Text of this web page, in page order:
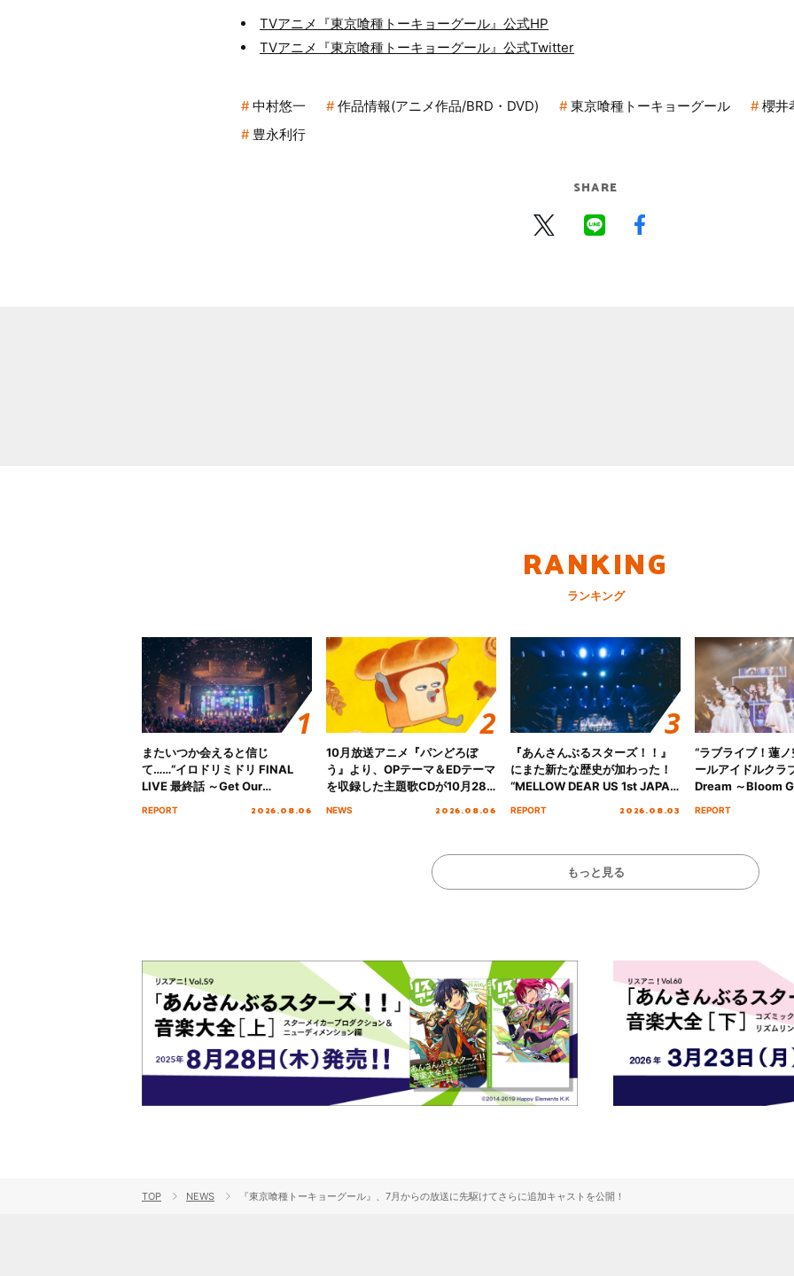
TVアニメ『東京喰種トーキョーグール』公式HP
TVアニメ『東京喰種トーキョーグール』公式Twitter
中村悠一 作品情報(アニメ作品/BRD・DVD) 東京喰種トーキョーグール 櫻井
豊永利行
SHARE
RANKING
ランキング
またいつか会えると信じ
て……“イロドリミドリ FINAL
LIVE 最終話 ～Get Our
REPORT 2026.08.06
10月放送アニメ『パンどろぼ
う』より、OPテーマ＆EDテーマ
を収録した主題歌CDが10月28
NEWS 2026.08.06
『あんさんぶるスターズ！！』
にまた新たな歴史が加わった！
“MELLOW DEAR US 1st JAPAN
REPORT 2026.08.03
“ラブライブ！蓮
ールアイドルクラ
Dream ～Bloom
REPORT
もっと見る
TOP NEWS 『東京喰種トーキョーグール』、7月からの放送に先駆けてさらに追加キャストを公開！